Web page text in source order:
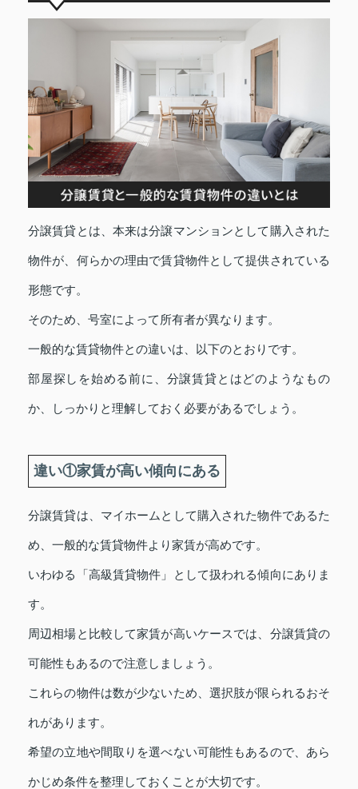
分譲賃貸とは、本来は分譲マンションとして購入された
物件が、何らかの理由で賃貸物件として提供されている
形態です。
そのため、号室によって所有者が異なります。
一般的な賃貸物件との違いは、以下のとおりです。
部屋探しを始める前に、分譲賃貸とはどのようなもの
か、しっかりと理解しておく必要があるでしょう。
違い①家賃が高い傾向にある
分譲賃貸は、マイホームとして購入された物件であるた
め、一般的な賃貸物件より家賃が高めです。
いわゆる「高級賃貸物件」として扱われる傾向にありま
す。
周辺相場と比較して家賃が高いケースでは、分譲賃貸の
可能性もあるので注意しましょう。
これらの物件は数が少ないため、選択肢が限られるおそ
れがあります。
希望の立地や間取りを選べない可能性もあるので、あら
かじめ条件を整理しておくことが大切です。